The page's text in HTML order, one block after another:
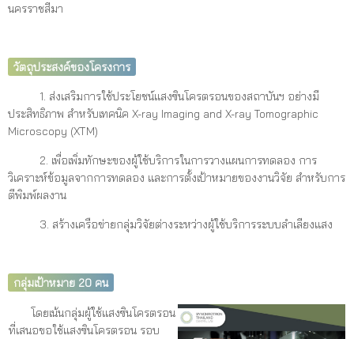
นครราชสีมา
วัตถุประสงค์ของโครงการ
1. ส่งเสริมการใช้ประโยชน์แสงซินโครตรอนของสถาบันฯ อย่างมี
ประสิทธิภาพ สำหรับเทคนิค X-ray Imaging and X-ray Tomographic
Microscopy (XTM)
2. เพื่อเพิ่มทักษะของผู้ใช้บริการในการวางแผนการทดลอง การ
วิเคราะห์ข้อมูลจากการทดลอง และการตั้งเป้าหมายของงานวิจัย สำหรับการ
ตีพิมพ์ผลงาน
3. สร้างเครือข่ายกลุ่มวิจัยต่างระหว่างผู้ใช้บริการระบบลำเลียงแสง
กลุ่มเป้าหมาย 20 คน
โดยเน้นกลุ่มผู้ใช้แสงซินโครตรอน
ที่เสนอขอใช้แสงซินโครตรอน รอบ